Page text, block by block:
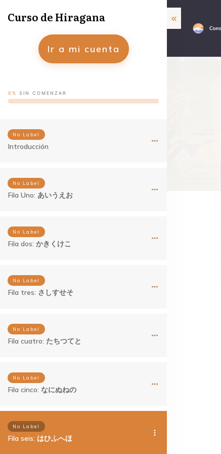
Curso de Hiragana
Ir a mi cuenta
0% SIN COMENZAR
No Label
Introducción
No Label
Fila Uno: あいうえお
No Label
Fila dos: かきくけこ
No Label
Fila tres: さしすせそ
No Label
Fila cuatro: たちつてと
No Label
Fila cinco: なにぬねの
No Label
Fila seis: はひふへほ